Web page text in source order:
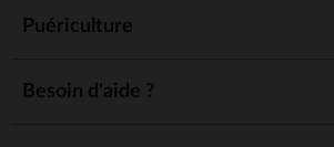
Puériculture
Besoin d'aide ?